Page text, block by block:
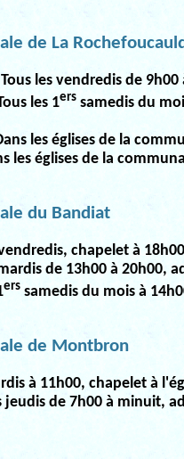
de La Rochefoucauld
Tous les vendredis de
les 1ers samedis du
les églises de la
les églises de la
du Bandiat
chapelet à
de 13h00 à 20h00,
ers samedis du mois à
de Montbron
à 11h00, chapelet à
jeudis de 7h00 à minuit,